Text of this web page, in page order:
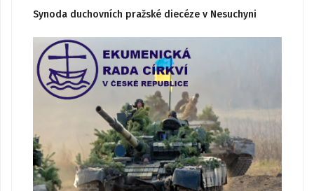
Synoda duchovních pražské diecéze v Nesuchyni